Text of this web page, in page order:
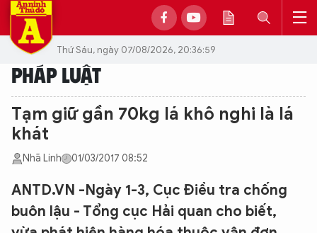
Thứ Sáu, ngày 07/08/2026, 20:36:59
PHÁP LUẬT
Tạm giữ gần 70kg lá khô nghi là lá
khát
Nhã Linh 01/03/2017 08:52
ANTD.VN -Ngày 1-3, Cục Điều tra chống
buôn lậu - Tổng cục Hải quan cho biết,